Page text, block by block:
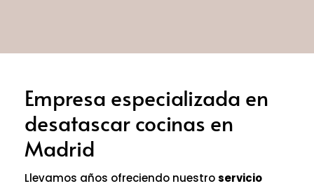
Empresa especializada en
desatascar cocinas en
Madrid
Llevamos años ofreciendo nuestroservicio